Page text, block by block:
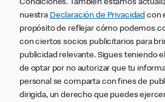
Condiciones. También estamos
nuestra Declaración de Privacidad con
propósito de reflejar cómo podemos
con ciertos socios publicitarios para
publicidad relevante. Sigues teniendo
de optar por no autorizar que tu
personal se comparta con fines de
dirigida, un derecho que puedes